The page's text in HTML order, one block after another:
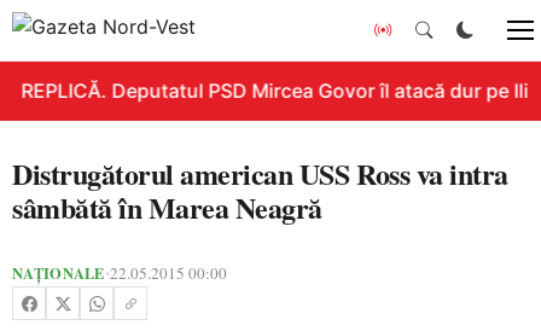
REPLICĂ. Deputatul PSD Mircea Govor îl atacă dur pe
Distrugătorul american USS Ross va intra
sâmbătă în Marea Neagră
NAȚIONALE•22.05.2015 00:00